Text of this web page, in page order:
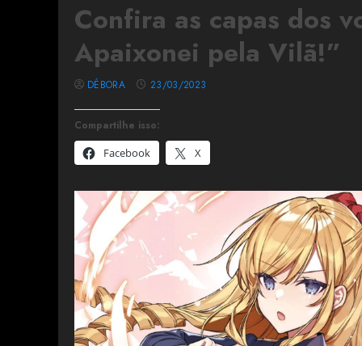
Confira as capas dos
Apaixonei pela Vilã!”
Compartilhe isso:
Facebook
X
DÉBORA 23/03/2023